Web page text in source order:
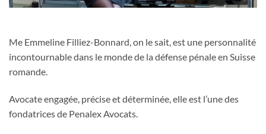
Me Emmeline Filliez-Bonnard, on le sait, est une personnalité
incontournable dans le monde de la défense pénale en Suisse
romande.
Avocate engagée, précise et déterminée, elle est l’une des
fondatrices de Penalex Avocats.